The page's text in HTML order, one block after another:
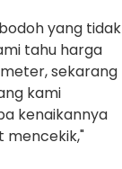
yang tidak
tahu harga
sekarang
kami
kenaikannya
mencekik,"